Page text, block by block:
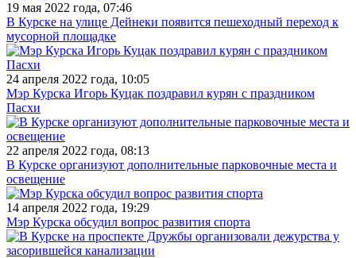
19 мая 2022 года, 07:46
В Курске на улице Дейнеки появится пешеходный переход к
мусорной площадке
24 апреля 2022 года, 10:05
Мэр Курска Игорь Куцак поздравил курян с праздником
Пасхи
22 апреля 2022 года, 08:13
В Курске организуют дополнительные парковочные места и
освещение
14 апреля 2022 года, 19:29
Мэр Курска обсудил вопрос развития спорта